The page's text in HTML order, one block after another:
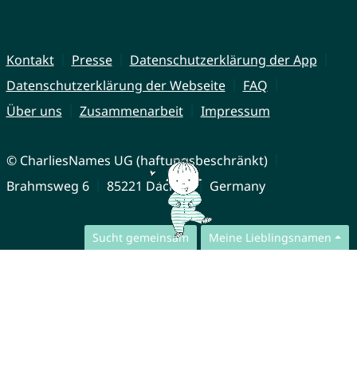
Sucht gemeinsam Meine Lieblingsnamen
Kontakt Presse
Datenschutzerklärung der App
Datenschutzerklärung der Webseite
FAQ
Über uns
Zusammenarbeit Impressum
© CharliesNames UG (haftungsbeschränkt)
Brahmsweg 6
85221 Dachau Germany